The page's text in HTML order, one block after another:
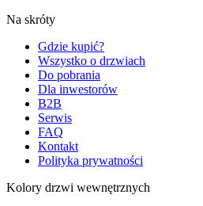
Na skróty
Gdzie kupić?
Wszystko o drzwiach
Do pobrania
Dla inwestorów
B2B
Serwis
FAQ
Kontakt
Polityka prywatności
Kolory drzwi wewnętrznych